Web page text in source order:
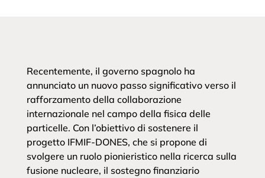
Recentemente, il governo spagnolo ha
annunciato un nuovo passo significativo verso il
rafforzamento della collaborazione
internazionale nel campo della fisica delle
particelle. Con l’obiettivo di sostenere il
progetto IFMIF-DONES, che si propone di
svolgere un ruolo pionieristico nella ricerca sulla
fusione nucleare, il sostegno finanziario